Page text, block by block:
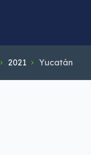
2021 Yucatán